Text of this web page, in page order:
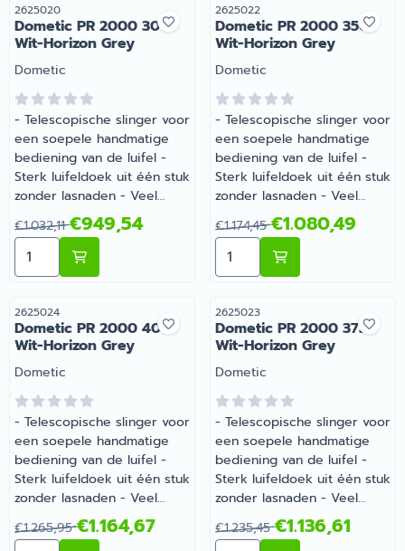
Artikelnummer
2625020
Dometic PR 2000 300
Wit-Horizon Grey
Merk:
Dometic
- Telescopische slinger voor
een soepele handmatige
bediening van de luifel -
Sterk luifeldoek uit één stuk
zonder lasnaden - Veel
voertuigspecifieke adapters
leverbaar | Dometic PR
2000 300 Wit-Horizon Grey
| Artikelnummer 2625020
Van 1 032,11 voor 949,54
€1.032,11€949,54
Aantal kiezen voor Dometic PR 2000 300 Wit-Horizon
Artikelnummer
2625022
Dometic PR 2000 350
Wit-Horizon Grey
Merk:
Dometic
- Telescopische slinger voor
een soepele handmatige
bediening van de luifel -
Sterk luifeldoek uit één stuk
zonder lasnaden - Veel
voertuigspecifieke adapters
leverbaar | Dometic PR
2000 350 Wit-Horizon Grey
| Artikelnummer 2625022
Van 1 174,45 voor 1 080,49
€1.174,45€1.080,49
Aantal kiezen voor
Artikelnummer
2625024
Dometic PR 2000 400
Wit-Horizon Grey
Merk:
Dometic
- Telescopische slinger voor
een soepele handmatige
bediening van de luifel -
Sterk luifeldoek uit één stuk
zonder lasnaden - Veel
voertuigspecifieke adapters
leverbaar | Dometic PR
Van 1 265,95 voor 1 164,67
€1.265,95€1.164,67
Artikelnummer
2625023
Dometic PR 2000 375
Wit-Horizon Grey
Merk:
Dometic
- Telescopische slinger voor
een soepele handmatige
bediening van de luifel -
Sterk luifeldoek uit één stuk
zonder lasnaden - Veel
voertuigspecifieke adapters
leverbaar | Dometic PR
Van 1 235,45 voor 1 136,61
€1.235,45€1.136,61